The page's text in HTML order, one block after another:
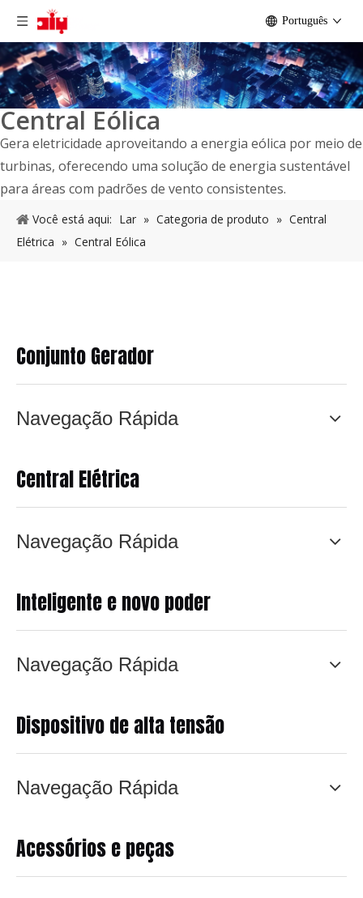
Português
Central Eólica
Gera eletricidade aproveitando a energia eólica por meio de
turbinas, oferecendo uma solução de energia sustentável
para áreas com padrões de vento consistentes.
Você está aqui: Lar » Categoria de produto » Central
Elétrica » Central Eólica
Conjunto Gerador
Navegação Rápida
Central Elétrica
Navegação Rápida
Inteligente e novo poder
Navegação Rápida
Dispositivo de alta tensão
Navegação Rápida
Acessórios e peças